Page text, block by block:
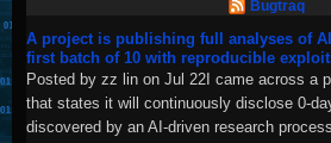
Bugtraq
A project is publishing full analyses of
first batch of 10 with reproducible
Posted by zz lin on Jul 22I came across a
that states it will continuously disclose 0-
discovered by an AI-driven research